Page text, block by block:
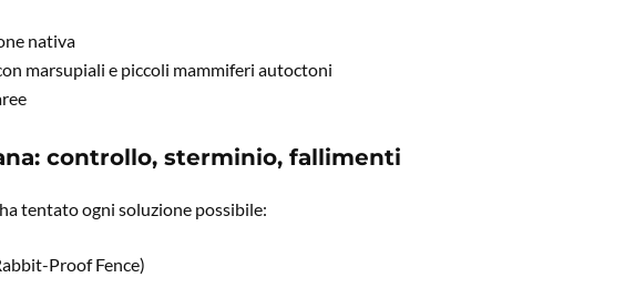
nativa
marsupiali e piccoli mammiferi autoctoni
controllo, sterminio, fallimenti
tentato ogni soluzione possibile:
Proof Fence)